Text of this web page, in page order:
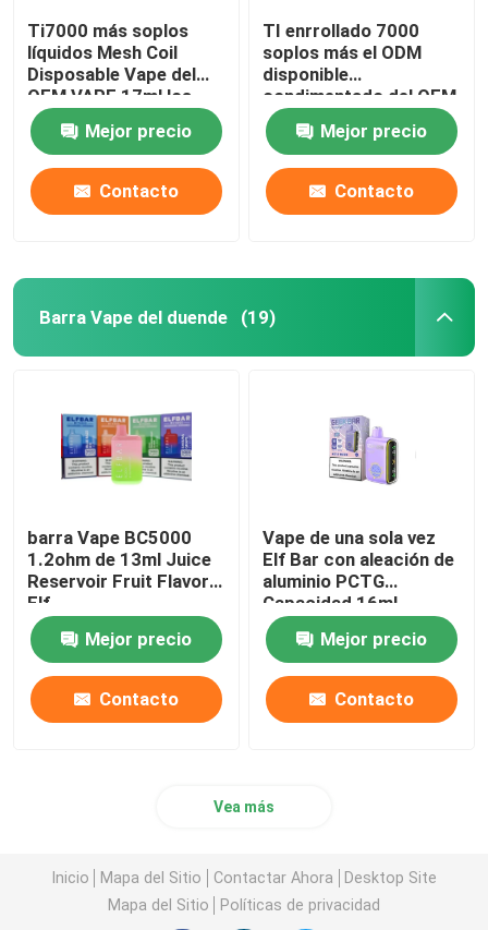
Ti7000 más soplos
líquidos Mesh Coil
Disposable Vape del
OEM VAPE 17ml los
7000
Mejor precio
Contacto
TI enrrollado 7000
soplos más el ODM
disponible
condimentado del OEM
de la pluma 17ml de
Vape
Mejor precio
Contacto
Barra Vape del duende (19)
barra Vape BC5000
1.2ohm de 13ml Juice
Reservoir Fruit Flavor
Elf
Mejor precio
Contacto
Vape de una sola vez
Elf Bar con aleación de
aluminio PCTG
Capacidad 16ml
Mejor precio
Contacto
Vea más
Inicio Mapa del Sitio Contactar Ahora
Desktop Site
Mapa del Sitio
Políticas de privacidad